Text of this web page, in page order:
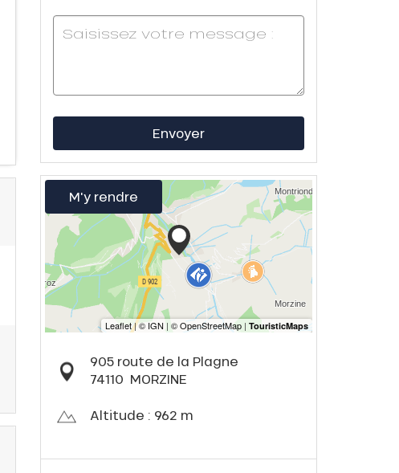
Envoyer
M'y rendre
905 route de la Plagne
74110 MORZINE
Altitude : 962 m